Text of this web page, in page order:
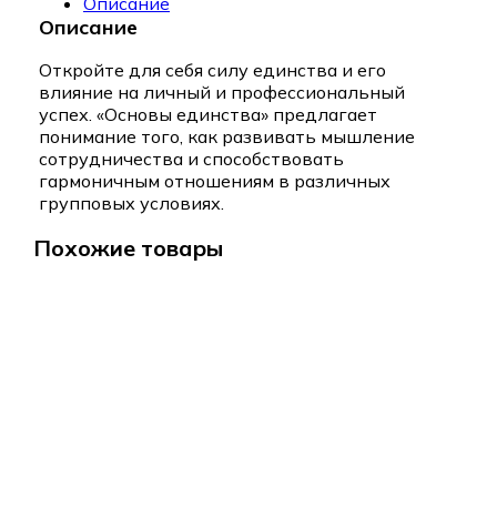
Описание
Откройте для себя силу единства и его
влияние на личный и профессиональный
успех. «Основы единства» предлагает
понимание того, как развивать мышление
сотрудничества и способствовать
гармоничным отношениям в различных
групповых условиях.
Похожие товары